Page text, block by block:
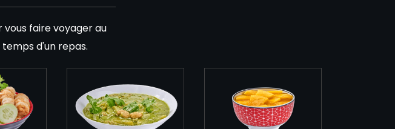
vous faire voyager au
d'un repas.